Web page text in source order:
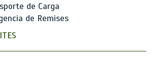
de Carga
de Remises